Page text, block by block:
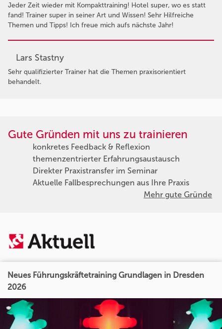
Jeder Zeit wieder mit Kompakttraining! Hotel super, wo es statt
fand! Trainer super in seiner Art und Wissen! Sehr Hilfreiche
Themen und Tipps! Ich freue mich aufs nächste Jahr!
Lars Stastny
Sehr qualifizierter Trainer hat die Themen praxisorientiert
behandelt.
Gute Gründen mit uns zu trainieren
konkretes Feedback & Reflexion
themenzentrierter Erfahrungsaustausch
Direkter Praxistransfer im Seminar
Aktuelle Fallbesprechungen aus Ihre Praxis
Mehr gute Gründe
Neues Führungskräftetraining Grundlagen in Dresden
2026